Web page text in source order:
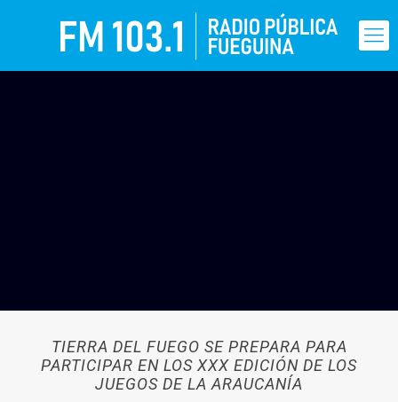
TIERRA DEL FUEGO SE PREPARA PARA
PARTICIPAR EN LOS XXX EDICIÓN DE LOS
JUEGOS DE LA ARAUCANÍA